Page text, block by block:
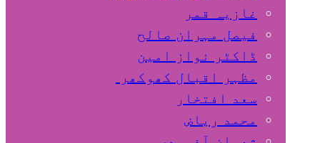
غازیہ قمر
فیصل مہران صالح
ڈاکٹر نواز امین
مظہر اقبال کھوکھر
سعد افتخار
محمد ریاض